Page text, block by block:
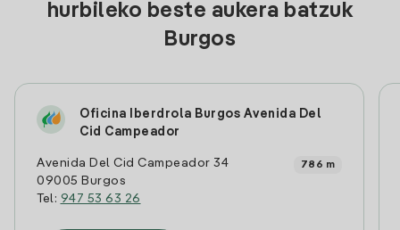
hurbileko beste aukera batzuk
Burgos
Oficina Iberdrola Burgos Avenida Del
Cid Campeador
Avenida Del Cid Campeador 34
09005 Burgos
Tel: 947 53 63 26
786 m